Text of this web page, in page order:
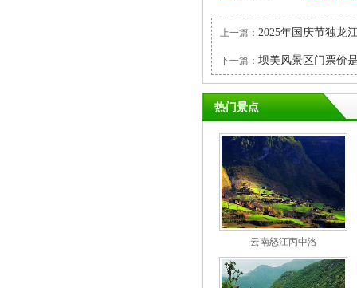
上一篇： 2025年国庆节独龙
下一篇： 坝美风景区门票价
热门景点
云南怒江丙中洛